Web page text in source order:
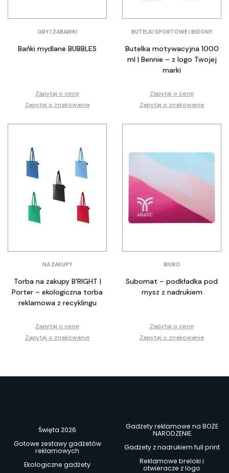
GRY I ZABAWKI
Bańki mydlane BUBBLES
Zapytaj o cenę
Zapytaj o znakowanie
BUTELKI SPORTOWE I BIDONY
Butelka motywacyjna 1000
ml | Bennie – z logo Twojej
marki
Zapytaj o cenę
Zapytaj o znakowanie
NA ZAKUPY
Torba na zakupy B'RIGHT |
Porter – ekologiczna torba
reklamowa z recyklingu
Zapytaj o cenę
Zapytaj o znakowanie
BIURO
Subomat – podkładka pod
mysz z nadrukiem
Zapytaj o cenę
Zapytaj o znakowanie
Święta 2026
Gadżety reklamowe na BOŻE
NARODZENIE
Gotowe zestawy gadżetów
reklamowych
Gadżety z nadrukiem full print
Ekologiczne gadżety
Reklamowe breloki i
otwieracze z logo